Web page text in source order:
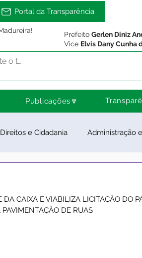
Portal da Transparência
Prefeito Gerlen Diniz
Vice Elvis Dany Cunha
Publicações🔽
Direitos e Cidadania Administração
Desenvolvimento Rural
CAIXA E VIABILIZA LICITAÇÃO DO
DE RUAS